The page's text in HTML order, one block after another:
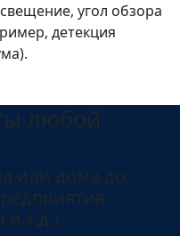
угол обзора
детекция
любой
или дома до
т.д.)